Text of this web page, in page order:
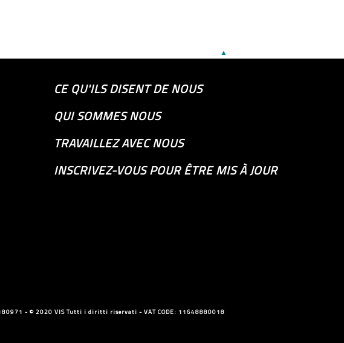
▲
CE QU'ILS DISENT DE NOUS
QUI SOMMES NOUS
TRAVAILLEZ AVEC NOUS
INSCRIVEZ-VOUS POUR ÊTRE MIS À JOUR
- © 2020 VIS Tutti i diritti riservati - VAT CODE: 11648880018